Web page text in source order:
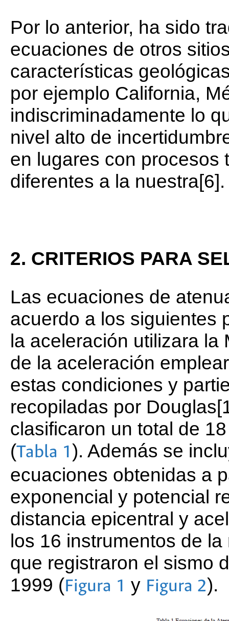
Por lo anterior, ha sido
ecuaciones de otros
características
por ejemplo California,
indiscriminadamente lo
nivel alto de
en lugares con procesos
diferentes a la nuestra[6].
2. CRITERIOS PARA
Las ecuaciones de
acuerdo a los siguientes
la aceleración utilizara la
de la aceleración
estas condiciones y
recopiladas por
clasificaron un total de
(Tabla 1). Además se
ecuaciones obtenidas a
exponencial y potencial
distancia epicentral y
los 16 instrumentos de
que registraron el sismo
1999 (Figura 1 y Figura 2).